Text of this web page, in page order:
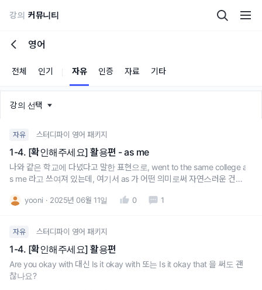
강의 커뮤니티
영어
전체 인기 자유 인증 자료 기타
강의 선택
자유 스터디파이 영어 패키지
1-4. [확인해주세요] 활용편 - as me
나와 같은 학교에 다녔다고 말한 표현으로, went to the same college a
s me 라고 쓰여져 있는데, 여기서 as 가 어떤 의미로써 자연스러운 건가
yooni 2025년 06월 11일 0 1
자유 스터디파이 영어 패키지
1-4. [확인해주세요] 활용편
Are you okay with 대신 Is it okay with 또는 Is it okay that 을 써도 괜
찮나요?